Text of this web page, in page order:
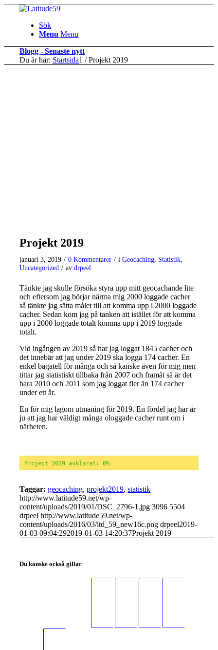
Sök
Menu Menu
Blogg - Senaste nytt
Du är här: Startsida1 / Projekt 2019
Projekt 2019
januari 3, 2019 / 0 Kommentarer / iGeocaching Statistik
Uncategorized / avdrpeel
Tänkte jag skulle försöka styra upp mitt geocachande lite
och eftersom jag börjar närma mig 2000 loggade cacher
så tänkte jag sätta målet till att komma upp i 2000 loggade
cacher. Sedan kom jag på tanken att istället för att komma
upp i 2000 loggade totalt komma upp i 2019 loggade
totalt.
Vid ingången av 2019 så har jag loggat 1845 cacher och
det innebär att jag under 2019 ska logga 174 cacher. En
enkel bagatell för många och så kanske även för mig men
tittar jag statistiskt tillbaka från 2007 och framåt så är det
bara 2010 och 2011 som jag loggat fler än 174 cacher
under ett år.
En för mig lagom utmaning för 2019. En fördel jag har är
ju att jag har väldigt många ologgade cacher runt om i
närheten.
Project 2019 avklarat: 0%
Taggar: geocaching,projekt2019,statistik
http://www.latitude59.net/wp-
content/uploads/2019/01/DSC_2796-1.jpg 3096 5504
drpeel http://www.latitude59.net/wp-
content/uploads/2016/03/ltd_59_new16c.png drpeel2019-
01-03 09:04:292019-01-03 14:20:37Projekt 2019
Du kanske också gillar